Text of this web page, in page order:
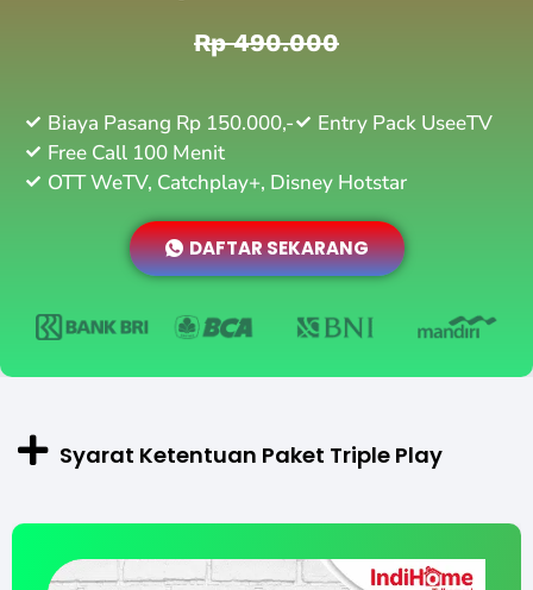
Rp 490.000
Biaya Pasang Rp 150.000,-
Entry Pack UseeTV
Free Call 100 Menit
OTT WeTV, Catchplay+, Disney Hotstar
DAFTAR SEKARANG
Syarat Ketentuan Paket Triple Play